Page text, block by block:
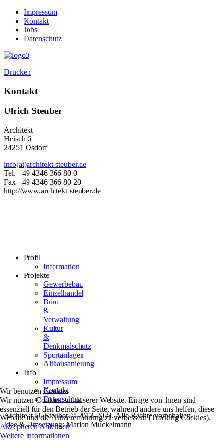
Impressum
Kontakt
Jobs
Datenschutz
Drucken
Kontakt
Ulrich Steuber
Architekt
Heisch 6
24251 Osdorf
info(at)architekt-steuber.de
Tel. +49 4346 366 80 0
Fax +49 4346 366 80 20
http://www.architekt-steuber.de
Profil
Information
Projekte
Gewerbebau
Einzelhandel
Büro
&
Verwaltung
Kultur
&
Denkmalschutz
Sportanlagen
Altbausanierung
Info
Impressum
Kontakt
Datenschutz
Architekt U. Steuber © 2013-2024. Alle Rechte vorbehalten.
Idee & Umsetzung: Marion Muckelmann
Wir benutzen Cookies
Wir nutzen Cookies auf unserer Website. Einige von ihnen sind
essenziell für den Betrieb der Seite, während andere uns helfen, diese
Website und die Nutzererfahrung zu verbessern (Tracking Cookies).
AkzeptierenAblehnen
Weitere Informationen